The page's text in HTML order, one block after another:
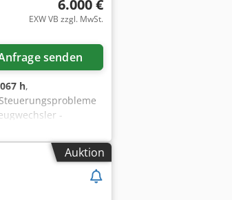
6.000 €
EXW VB zzgl. MwSt.
senden
h,
-
und ausgelagert!
Auktion